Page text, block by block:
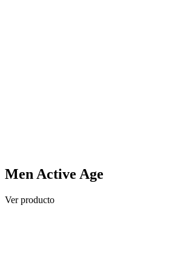
Men Active Age
Ver producto